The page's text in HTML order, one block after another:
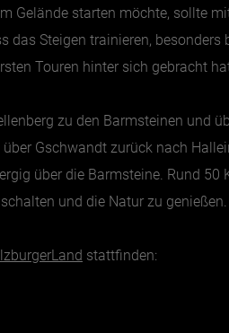
Gelände starten möchte, sollte
das Steigen trainieren,
Touren hinter sich gebracht
zu den Barmsteinen und
Gschwandt zurück nach
über die Barmsteine. Rund
und die Natur zu
stattfinden: